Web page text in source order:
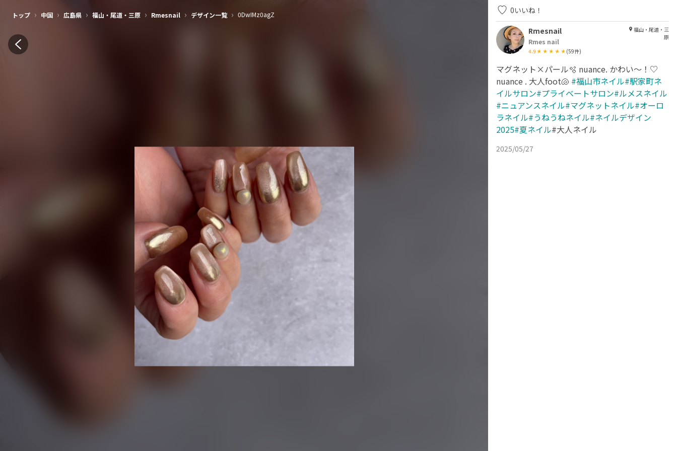
トップ › 中国 › 広島県 › 福山・尾道・三原 › Rmesnail › デザイン一覧 › 0DwIMz0agZ 0いいね！
Rmesnail
Rmes nail
4.9 (59件)
福山・尾道・三
原
マグネット×パール🫧 nuance. かわい〜！♡
nuance . 大人foot🐚 #福山市ネイル#駅家町ネ
イルサロン#プライベートサロン#ルメスネイル
#ニュアンスネイル#マグネットネイル#オーロ
ラネイル#うねうねネイル#ネイルデザイン
2025#夏ネイル#大人ネイル
2025/05/27